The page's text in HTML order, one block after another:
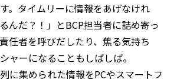
。タイムリーに情報をあげなけれ
んだ？！」とBCP担当者に詰め寄っ
任者を呼びだしたり、焦る気持ち
ャーになることもしばしば。
に集められた情報をPCやスマートフ